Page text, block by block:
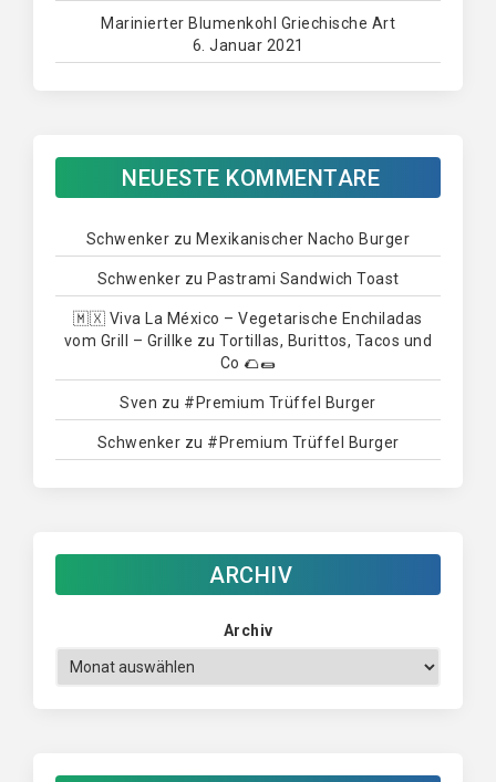
Marinierter Blumenkohl Griechische Art
6. Januar 2021
NEUESTE KOMMENTARE
Schwenker zu Mexikanischer Nacho Burger
Schwenker zu Pastrami Sandwich Toast
🇲🇽 Viva La México – Vegetarische Enchiladas
vom Grill – Grillke zuTortillas, Burittos, Tacos und
Co 🌮🌯
Sven zu #Premium Trüffel Burger
Schwenker zu #Premium Trüffel Burger
ARCHIV
Archiv